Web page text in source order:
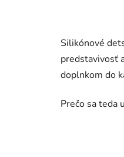
Silikónové
predstavivosť
doplnkom do
Prečo sa teda